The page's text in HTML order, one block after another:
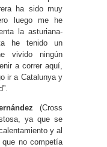
ha sido muy
luego me he
la asturiana-
he tenido un
vivido ningún
a correr aquí,
ir a Catalunya y
(Cross
ya que se
y al
no competía